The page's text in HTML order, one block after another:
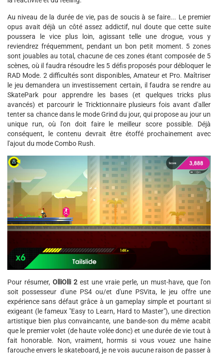
Au niveau de la durée de vie, pas de soucis à se faire... Le premier
opus avait déjà un côté assez addictif, nul doute que cette suite
poussera le vice plus loin, agissant telle une drogue, vous y
reviendrez fréquemment, pendant un bon petit moment. 5 zones
sont jouables au total, chacune de ces zones étant composée de 5
scènes, où il faudra résoudre les 5 défis proposés pour débloquer le
RAD Mode. 2 difficultés sont disponibles, Amateur et Pro. Maîtriser
le jeu demandera un investissement certain, il faudra se rendre au
SkatePark pour apprendre les bases (et quelques tricks plus
avancés) et parcourir le Tricktionnaire plusieurs fois avant d'aller
tenter sa chance dans le mode Grind du jour, qui propose au jour un
unique run, où l'on doit faire le meilleur score possible. Déjà
conséquent, le contenu devrait être étoffé prochainement avec
l'ajout du mode Combo Rush.
Pour résumer, OlliOlli 2 est une vraie perle, un must-have, que l'on
soit possesseur d'une PS4 ou/et d'une PSVita, le jeu offre une
expérience sans défaut grâce à un gameplay simple et pourtant si
exigeant (le fameux "Easy to Learn, Hard to Master"), une direction
artistique bien plus convaincante, une bande-son du même acabit
que le premier volet (de haute volée donc) et une durée de vie tout à
fait honorable. Non, vraiment, hormis si vous vouez une haine
farouche envers le skateboard, je ne vois aucune raison de passer à